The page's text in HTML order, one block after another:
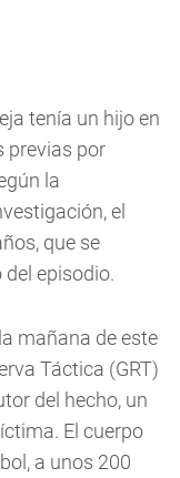
tenía un hijo en
previas por
la
el
que se
episodio.
mañana de este
Táctica (GRT)
del hecho, un
El cuerpo
a unos 200